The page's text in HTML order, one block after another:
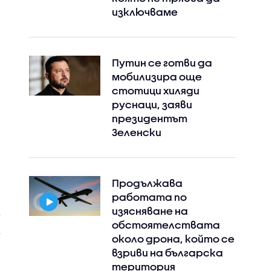
Facebook
изключваме
Путин се готви да
мобилизира още
стотици хиляди
руснаци, заяви
президентът
Зеленски
Продължава
работата по
изясняване на
обстоятелствата
около дрона, който се
взриви на българска
територия